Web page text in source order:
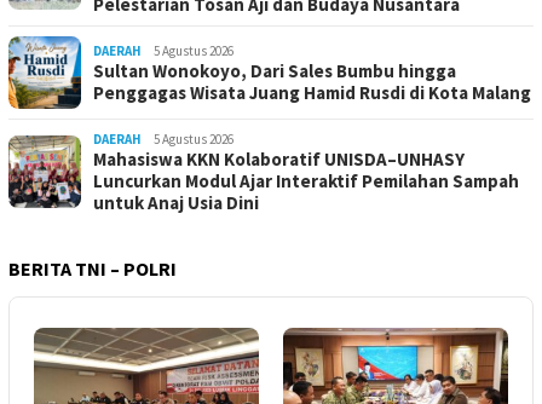
DAERAH 5 Agustus 2026
Sultan Wonokoyo, Dari Sales Bumbu hingga
Penggagas Wisata Juang Hamid Rusdi di Kota Malang
DAERAH 5 Agustus 2026
Mahasiswa KKN Kolaboratif UNISDA–UNHASY
Luncurkan Modul Ajar Interaktif Pemilahan Sampah
untuk Anaj Usia Dini
BERITA TNI – POLRI